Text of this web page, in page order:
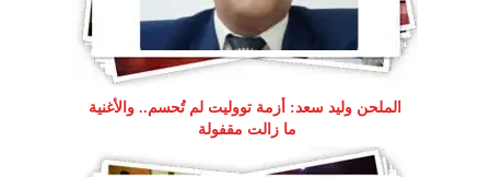
الملحن وليد سعد: أزمة تووليت لم تُحسم.. والأغنية
ما زالت مقفولة